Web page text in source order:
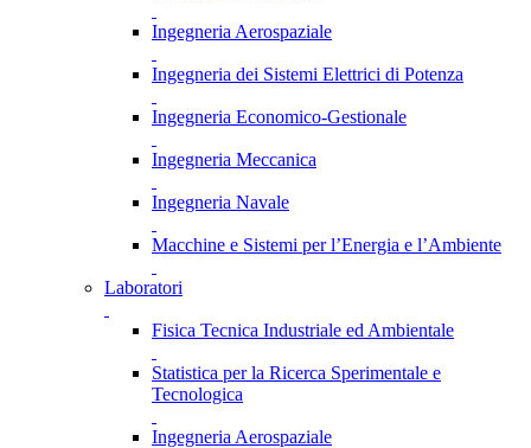
Ingegneria Aerospaziale
Ingegneria dei Sistemi Elettrici di Potenza
Ingegneria Economico-Gestionale
Ingegneria Meccanica
Ingegneria Navale
Macchine e Sistemi per l’Energia e l’Ambiente
Laboratori
Fisica Tecnica Industriale ed Ambientale
Statistica per la Ricerca Sperimentale e
Tecnologica
Ingegneria Aerospaziale